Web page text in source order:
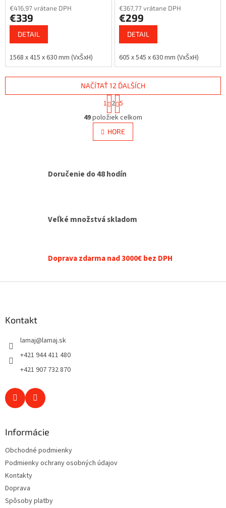
€416,97 vrátane DPH
€339
DETAIL
1568 x 415 x 630 mm (VxŠxH)
€367,77 vrátane DPH
€299
DETAIL
605 x 545 x 630 mm (VxŠxH)
O
v
l
á
c
i
v
ý
s
NAČÍTAŤ 12 ĎALŠÍCH
S
t
r
á
n
k
n
1 2 5
49položiek celkom
HORE
Doručenie do 48 hodín
Veľké množstvá skladom
Doprava zdarma nad 3000€ bez DPH
Kontakt
lamaj@lamaj.sk
+421 944 411 480
+421 907 732 870
Informácie
Obchodné podmienky
Podmienky ochrany osobných údajov
Kontakty
Doprava
Spôsoby platby